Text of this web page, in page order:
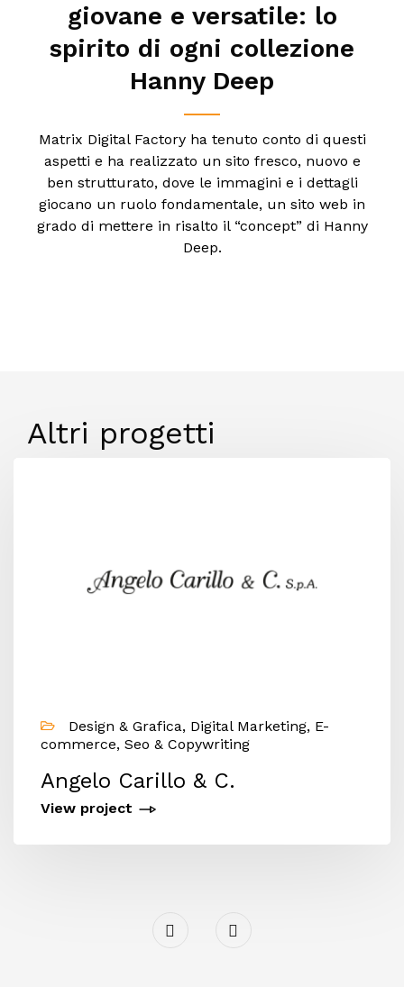
giovane e versatile: lo
spirito di ogni collezione
Hanny Deep
Matrix Digital Factory ha tenuto conto di questi
aspetti e ha realizzato un sito fresco, nuovo e
ben strutturato, dove le immagini e i dettagli
giocano un ruolo fondamentale, un sito web in
grado di mettere in risalto il “concept” di Hanny
Deep.
Altri progetti
Design & Grafica, Digital Marketing, E-
commerce, Seo & Copywriting
Angelo Carillo & C.
View project